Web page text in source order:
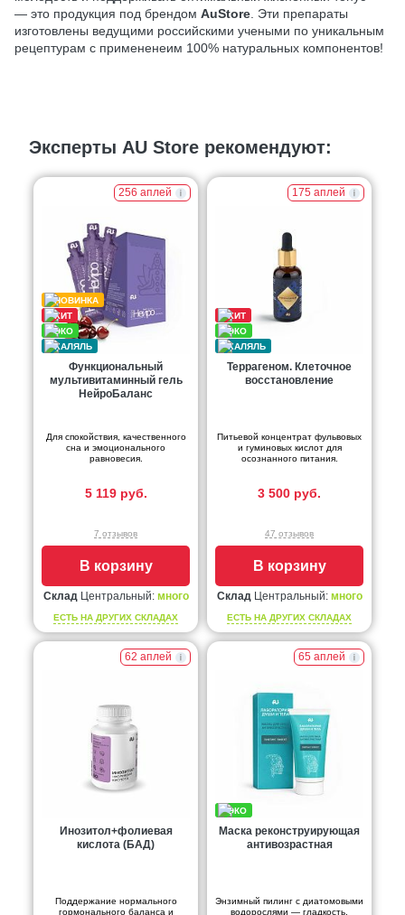
— это продукция под брендом AuStore . Эти препараты
изготовлены ведущими российскими учеными по уникальным
рецептурам с примененеим 100% натуральных компонентов!
Эксперты AU Store рекомендуют:
256 аплей
Функциональный
мультивитаминный гель
НейроБаланс
Для спокойствия, качественного
сна и эмоционального
равновесия.
5 119 руб.
7 отзывов
В корзину
СкладЦентральный: много
ЕСТЬ НА ДРУГИХ СКЛАДАХ
175 аплей
Террагеном. Клеточное
восстановление
Питьевой концентрат фульвовых
и гуминовых кислот для
осознанного питания.
3 500 руб.
47 отзывов
В корзину
СкладЦентральный: много
ЕСТЬ НА ДРУГИХ СКЛАДАХ
62 аплей
Инозитол+фолиевая
кислота (БАД)
Поддержание нормального
гормонального баланса и
65 аплей
Маска реконструирующая
антивозрастная
Энзимный пилинг с диатомовыми
водорослями — гладкость,